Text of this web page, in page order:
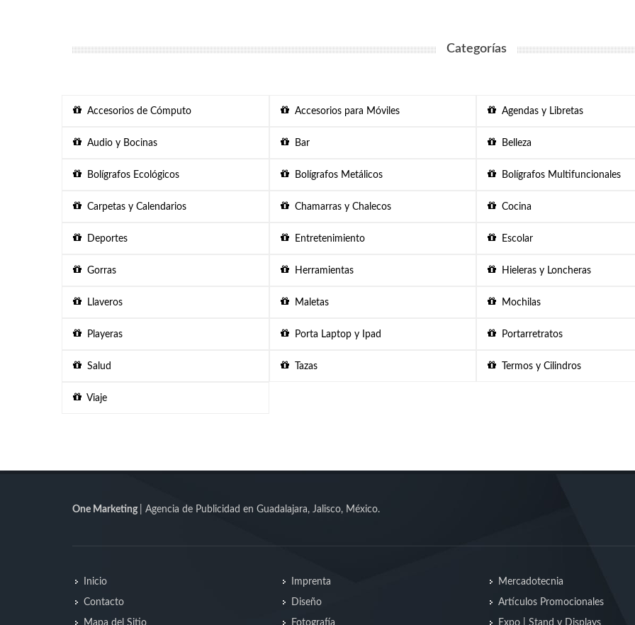
Categorías
Accesorios de Cómputo Accesorios para Móviles Agendas y Libretas
Audio y Bocinas Bar Belleza
Bolígrafos Ecológicos Bolígrafos Metálicos Bolígrafos Multifuncionales
Carpetas y Calendarios Chamarras y Chalecos Cocina
Deportes Entretenimiento Escolar
Gorras Herramientas Hieleras y Loncheras
Llaveros Maletas Mochilas
Playeras Porta Laptop y Ipad Portarretratos
Salud Tazas Termos y Cilindros
Viaje
One Marketing | Agencia de Publicidad en Guadalajara, Jalisco, México.
Inicio
Contacto
Mapa del Sitio
Imprenta
Diseño
Fotografía
Mercadotecnia
Artículos Promocionales
Expo | Stand y Displays